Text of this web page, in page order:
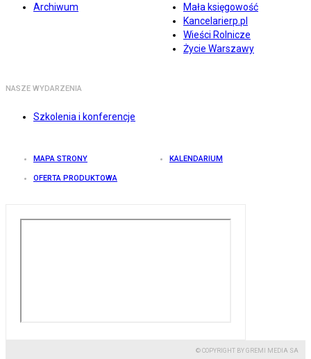
Archiwum
Mała księgowość
Kancelarierp.pl
Wieści Rolnicze
Życie Warszawy
NASZE WYDARZENIA
Szkolenia i konferencje
MAPA STRONY KALENDARIUM
OFERTA PRODUKTOWA
© COPYRIGHT BY GREMI MEDIA SA